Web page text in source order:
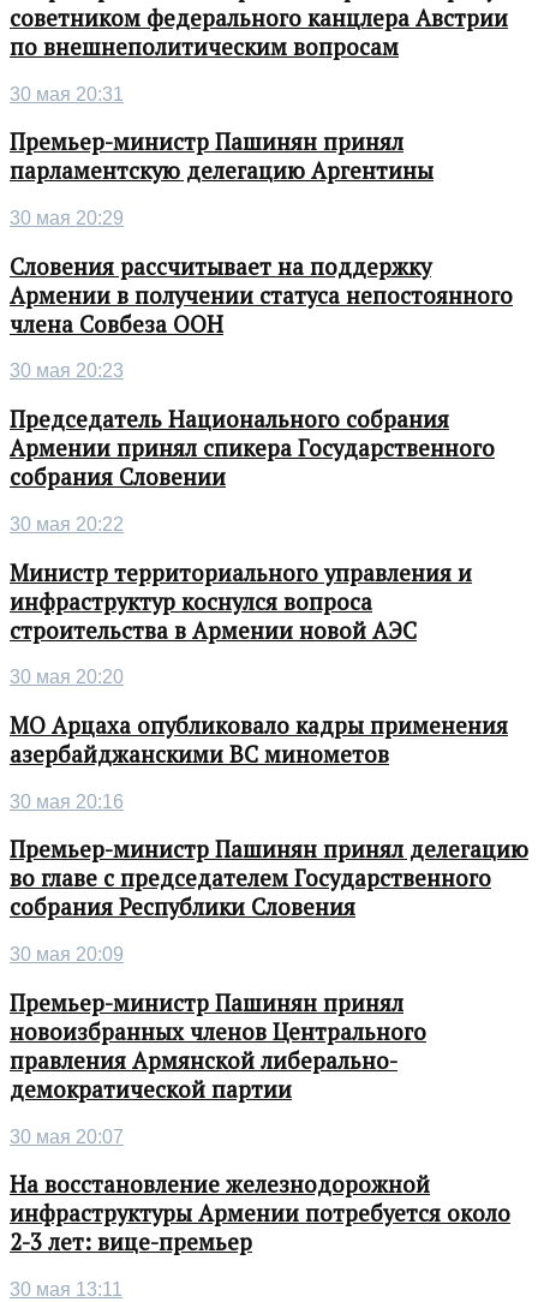
советником федерального канцлера Австрии
по внешнеполитическим вопросам
30 мая 20:31
Премьер-министр Пашинян принял
парламентскую делегацию Аргентины
30 мая 20:29
Словения рассчитывает на поддержку
Армении в получении статуса непостоянного
члена Совбеза ООН
30 мая 20:23
Председатель Национального собрания
Армении принял спикера Государственного
собрания Словении
30 мая 20:22
Министр территориального управления и
инфраструктур коснулся вопроса
строительства в Армении новой АЭС
30 мая 20:20
МО Арцаха опубликовало кадры применения
азербайджанскими ВС минометов
30 мая 20:16
Премьер-министр Пашинян принял делегацию
во главе с председателем Государственного
собрания Республики Словения
30 мая 20:09
Премьер-министр Пашинян принял
новоизбранных членов Центрального
правления Армянской либерально-
демократической партии
30 мая 20:07
На восстановление железнодорожной
инфраструктуры Армении потребуется около
2-3 лет: вице-премьер
30 мая 13:11